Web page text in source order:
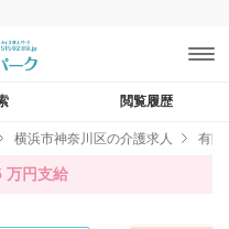
閲覧履歴
横浜市神奈川区の介護求人 有限
万円支給